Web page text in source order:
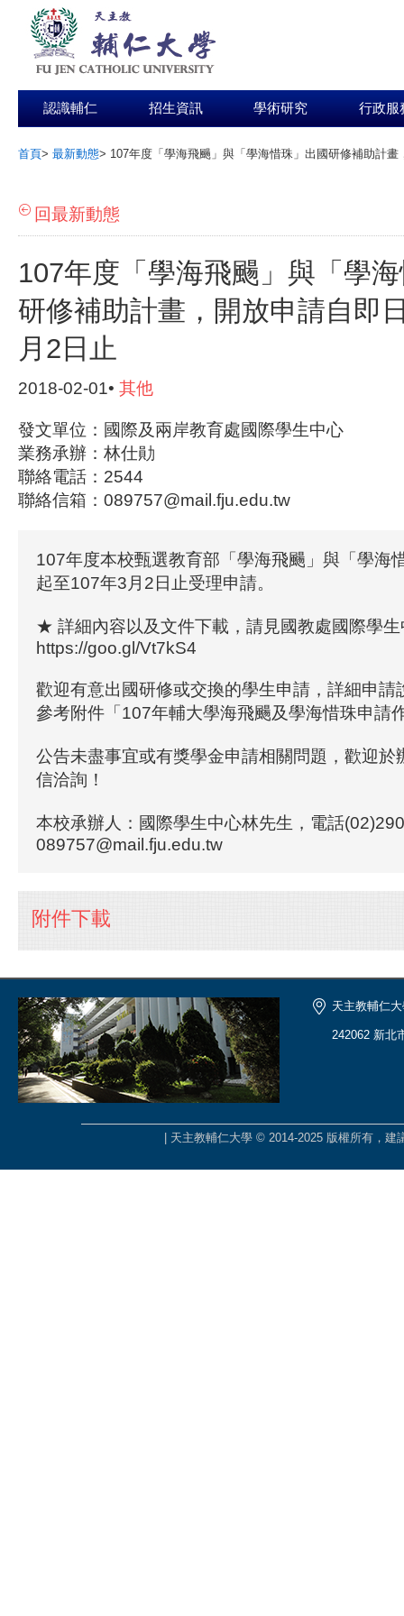
認識輔仁 招生資訊 學術研究 行政服
首頁> 最新動態> 107年度「學海飛颺」與「學海惜珠」出國研修補助計
回最新動態
107年度「學海飛颺」與「學
研修補助計畫，開放申請自即
月2日止
2018-02-01• 其他
發文單位：國際及兩岸教育處國際學生中心
業務承辦：林仕勛
聯絡電話：2544
聯絡信箱：089757@mail.fju.edu.tw
107年度本校甄選教育部「學海飛颺」與「學海
起至107年3月2日止受理申請。
★ 詳細內容以及文件下載，請見國教處國際學
https://goo.gl/Vt7kS4
歡迎有意出國研修或交換的學生申請，詳細申請
參考附件「107年輔大學海飛颺及學海惜珠申請
公告未盡事宜或有獎學金申請相關問題，歡迎於
信洽詢！
本校承辦人：國際學生中心林先生，電話
089757@mail.fju.edu.tw
附件下載
天主教輔仁
242062 新北
| 天主教輔仁大學 © 2014-2025 版權所有，